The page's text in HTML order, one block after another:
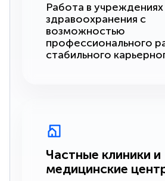
Работа в учреждениях
здравоохранения с
возможностью
профессионального
стабильного
Частные клиники и
медицинские